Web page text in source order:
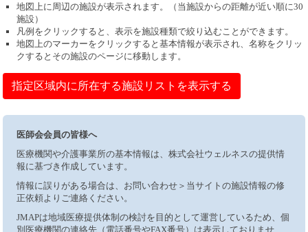
地図上に周辺の施設が表示されます。（当施設からの距離が近い順に30
施設）
凡例をクリックすると、表示を施設種類で絞り込むことができます。
地図上のマーカーをクリックすると基本情報が表示され、名称をクリッ
クするとその施設のページに移動します。
指定区域内に所在する施設リストを表示する
医師会会員の皆様へ
医療機関や介護事業所の基本情報は、株式会社ウェルネスの提供情
報に基づき作成しています。
情報に誤りがある場合は、お問い合わせ＞当サイトの施設情報の修
正依頼よりご連絡ください。
JMAPは地域医療提供体制の検討を目的として運営しているため、個
別医療機関の連絡先（電話番号やFAX番号）は表示しておりませ